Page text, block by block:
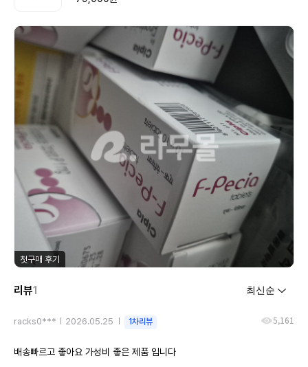
첫구매 후기
리뷰1
racks0*** 2026.05.25 1차리뷰 5,161
배송빠르고 좋아요 가성비 좋은 제품 입니다